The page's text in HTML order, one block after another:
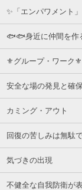
✨「エンパワメント
🐟🐟身近に仲間を
⚜グループ・ワーク⚜
安全な場の発見と確保
カミング・アウト
回復の苦しみは無駄
気づきの出現
不健全な自我防衛が